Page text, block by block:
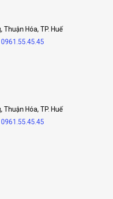
Hóa, TP. Huế
Hóa, TP. Huế